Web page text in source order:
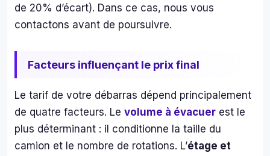
de 20% d’écart). Dans ce cas, nous vous
contactons avant de poursuivre.
Facteurs influençant le prix final
Le tarif de votre débarras dépend principalement
de quatre facteurs. Le volume à évacuer est le
plus déterminant : il conditionne la taille du
camion et le nombre de rotations. L’étage et